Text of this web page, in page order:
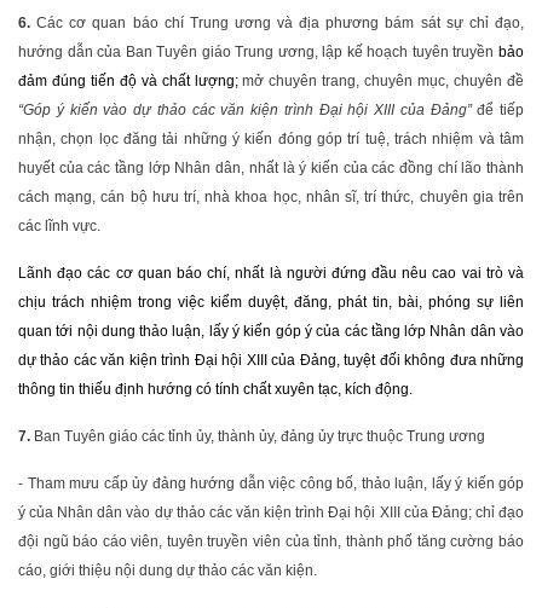
6. Các cơ quan báo chí Trung ương và địa phương bám sát sự chỉ đạo,
hướng dẫn của Ban Tuyên giáo Trung ương, lập kế hoạch tuyên truyền bảo
đảm đúng tiến độ và chất lượng;mở chuyên trang, chuyên mục, chuyên đề
“Góp ý kiến vào dự thảo các văn kiện trình Đại hội XIII của Đảng”để tiếp
nhận, chọn lọc đăng tải những ý kiến đóng góp trí tuệ, trách nhiệm và tâm
huyết của các tầng lớp Nhân dân, nhất là ý kiến của các đồng chí lão thành
cách mạng, cán bộ hưu trí, nhà khoa học, nhân sĩ, trí thức, chuyên gia trên
các lĩnh vực.
Lãnh đạo các cơ quan báo chí, nhất là người đứng đầu nêu cao vai trò và
chịu trách nhiệm trong việc kiểm duyệt, đăng, phát tin, bài, phóng sự liên
quan tới nội dung thảo luận, lấy ý kiến góp ý của các tầng lớp Nhân dân vào
dự thảo các văn kiện trình Đại hội XIII của Đảng, tuyệt đối không đưa những
thông tin thiếu định hướng có tính chất xuyên tạc, kích động.
7. Ban Tuyên giáo các tỉnh ủy, thành ủy, đảng ủy trực thuộc Trung ương
- Tham mưu cấp ủy đảng hướng dẫn việc công bố, thảo luận, lấy ý kiến góp
ý của Nhân dân vào dự thảo các văn kiện trình Đại hội XIII của Đảng; chỉ đạo
đội ngũ báo cáo viên, tuyên truyền viên của tỉnh, thành phố tăng cường báo
cáo, giới thiệu nội dung dự thảo các văn kiện.